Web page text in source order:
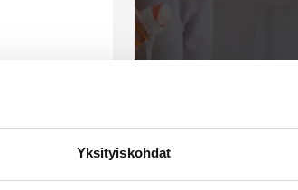
Yksityiskohdat